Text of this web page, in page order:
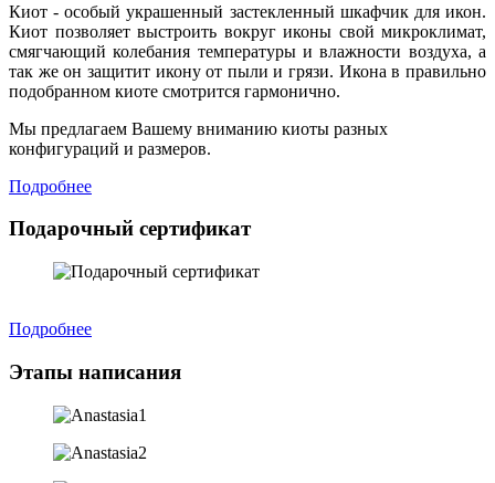
Киот - особый украшенный застекленный шкафчик для икон.
Киот позволяет выстроить вокруг иконы свой микроклимат,
смягчающий колебания температуры и влажности воздуха, а
так же он защитит икону от пыли и грязи. Икона в правильно
подобранном киоте смотрится гармонично.
Мы предлагаем Вашему вниманию киоты разных
конфигураций и размеров.
Подробнее
Подарочный сертификат
Подробнее
Этапы написания